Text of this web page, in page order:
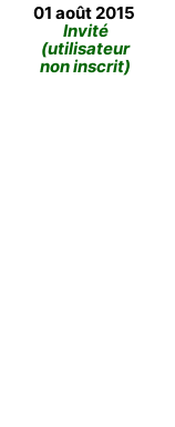
01 août 2015
Invité
(utilisateur
non inscrit)